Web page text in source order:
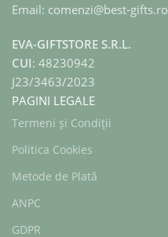
Email: comenzi@best-gifts.ro
EVA-GIFTSTORE S.R.L.
CUI: 48230942
J23/3463/2023
PAGINI LEGALE
Termeni și Condiții
Politica Cookies
Metode de Plată
ANPC
GDPR